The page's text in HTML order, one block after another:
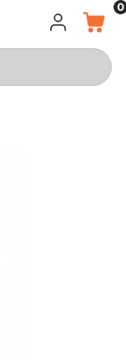
LOG INDKURV
0